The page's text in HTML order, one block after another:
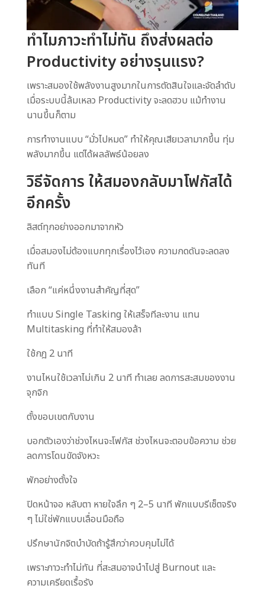
ทำไมภาวะทำไม่ทัน ถึงส่งผลต่อ
Productivity อย่างรุนแรง?
เพราะสมองใช้พลังงานสูงมากในการตัดสินใจและจัดลำดับ
เมื่อระบบนี้ล้มเหลว Productivity จะลดฮวบ แม้ทำงาน
นานขึ้นก็ตาม
การทำงานแบบ “มั่วไปหมด” ทำให้คุณเสียเวลามากขึ้น ทุ่ม
พลังมากขึ้น แต่ได้ผลลัพธ์น้อยลง
วิธีจัดการ ให้สมองกลับมาโฟกัสได้
อีกครั้ง
ลิสต์ทุกอย่างออกมาจากหัว
เมื่อสมองไม่ต้องแบกทุกเรื่องไว้เอง ความกดดันจะลดลง
ทันที
เลือก “แค่หนึ่งงานสำคัญที่สุด”
ทำแบบ Single Tasking ให้เสร็จทีละงาน แทน
Multitasking ที่ทำให้สมองล้า
ใช้กฎ 2 นาที
งานไหนใช้เวลาไม่เกิน 2 นาที ทำเลย ลดการสะสมของงาน
จุกจิก
ตั้งขอบเขตกับงาน
บอกตัวเองว่าช่วงไหนจะโฟกัส ช่วงไหนจะตอบข้อความ ช่วย
ลดการโดนขัดจังหวะ
พักอย่างตั้งใจ
ปิดหน้าจอ หลับตา หายใจลึก ๆ 2–5 นาที พักแบบรีเซ็ตจริง
ๆ ไม่ใช่พักแบบเลื่อนมือถือ
ปรึกษานักจิตบำบัดถ้ารู้สึกว่าควบคุมไม่ได้
เพราะภาวะทำไม่ทัน ที่สะสมอาจนำไปสู่ Burnout และ
ความเครียดเรื้อรัง